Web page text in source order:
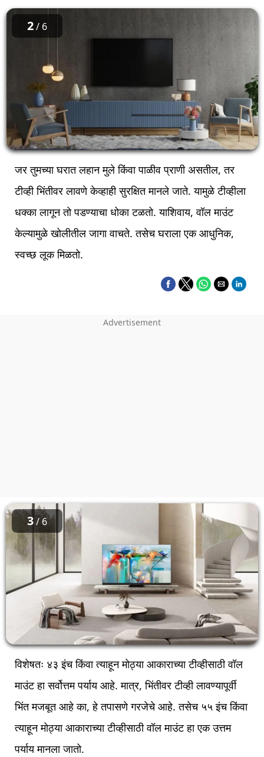
2/ 6
जर तुमच्या घरात लहान मुले किंवा पाळीव प्राणी असतील, तर
टीव्ही भिंतीवर लावणे केव्हाही सुरक्षित मानले जाते. यामुळे टीव्हीला
धक्का लागून तो पडण्याचा धोका टळतो. याशिवाय, वॉल माउंट
केल्यामुळे खोलीतील जागा वाचते. तसेच घराला एक आधुनिक,
स्वच्छ लूक मिळतो.
3/ 6
विशेषतः ४३ इंच किंवा त्याहून मोठ्या आकाराच्या टीव्हीसाठी वॉल
माउंट हा सर्वोत्तम पर्याय आहे. मात्र, भिंतीवर टीव्ही लावण्यापूर्वी
भिंत मजबूत आहे का, हे तपासणे गरजेचे आहे. तसेच ५५ इंच किंवा
त्याहून मोठ्या आकाराच्या टीव्हीसाठी वॉल माउंट हा एक उत्तम
पर्याय मानला जातो.